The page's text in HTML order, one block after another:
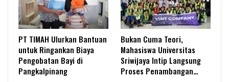
PT TIMAH Ulurkan Bantuan
untuk Ringankan Biaya
Pengobatan Bayi di
Pangkalpinang
Bukan Cuma Teori,
Mahasiswa Universitas
Sriwijaya Intip Langsung
Proses Penambangan…